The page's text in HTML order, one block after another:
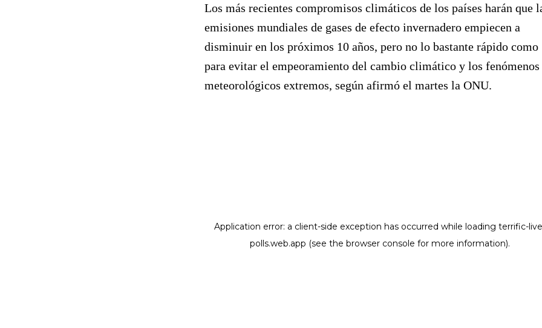
Los más recientes compromisos climáticos de los países harán que
emisiones mundiales de gases de efecto invernadero empiecen a
disminuir en los próximos 10 años, pero no lo bastante rápido como
para evitar el empeoramiento del cambio climático y los fenómenos
meteorológicos extremos, según afirmó el martes la ONU.